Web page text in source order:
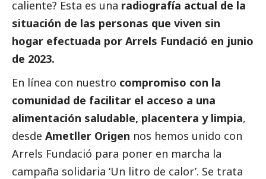
caliente? Esta es una radiografía actual de la
situación de las personas que viven sin
hogar efectuada por Arrels Fundació en junio
de 2023.
En línea con nuestro compromiso con la
comunidad de facilitar el acceso a una
alimentación saludable, placentera y limpia,
desde Ametller Origen nos hemos unido con
Arrels Fundació para poner en marcha la
campaña solidaria ‘Un litro de calor’. Se trata